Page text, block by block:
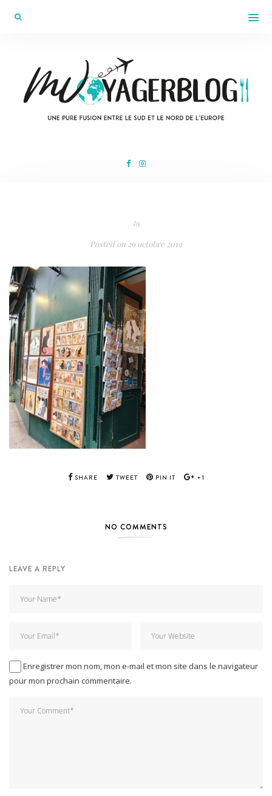
In
Posted on 29 octobre 2019
SHARE TWEET PIN IT +1
NO COMMENTS
LEAVE A REPLY
Enregistrer mon nom, mon e-mail et mon site dans le navigateur
pour mon prochain commentaire.